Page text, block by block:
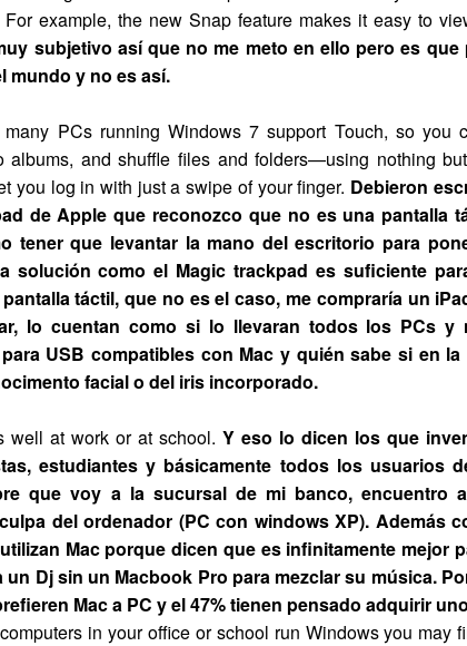
example, the new Snap feature makes it easy to
subjetivo así que no me meto en ello pero es que
mundo y no es así.
PCs running Windows 7 support Touch, so you
albums, and shuffle files and folders—using nothing
you log in with just a swipe of your finger. Debieron
de Apple que reconozco que no es una pantalla
tener que levantar la mano del escritorio para
solución como el Magic trackpad es suficiente
táctil, que no es el caso, me compraría un
lo cuentan como si lo llevaran todos los PCs y
USB compatibles con Mac y quién sabe si en
facial o del iris incorporado.
well at work or at school. Y eso lo dicen los que
estudiantes y básicamente todos los usuarios
que voy a la sucursal de mi banco, encuentro
del ordenador (PC con windows XP). Además
Mac porque dicen que es infinitamente mejor
un Dj sin un Macbook Pro para mezclar su música.
Mac a PC y el 47% tienen pensado adquirir
in your office or school run Windows you may